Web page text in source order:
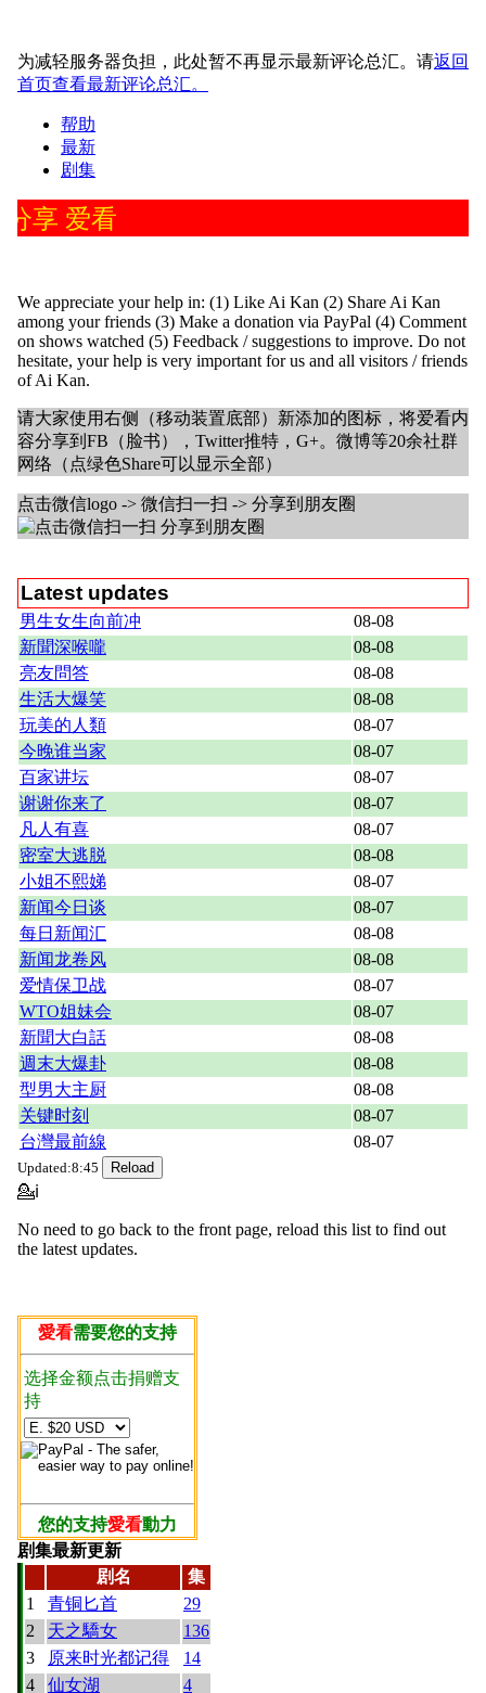
为减轻服务器负担，此处暂不再显示最新评论总汇。请返回
首页查看最新评论总汇。
帮助
最新
剧集
分享 爱看
We appreciate your help in: (1) Like Ai Kan (2) Share Ai Kan
among your friends (3) Make a donation via PayPal (4) Comment
on shows watched (5) Feedback / suggestions to improve. Do not
hesitate, your help is very important for us and all visitors / friends
of Ai Kan.
请大家使用右侧（移动装置底部）新添加的图标，将爱看内
容分享到FB（脸书），Twitter推特，G+。微博等20余社群
网络（点绿色Share可以显示全部）
点击微信logo -> 微信扫一扫 -> 分享到朋友圈
Latest updates
男生女生向前冲
08-08
新聞深喉嚨
08-08
亮友問答
08-08
生活大爆笑
08-08
玩美的人類
08-07
今晚谁当家
08-07
百家讲坛
08-07
谢谢你来了
08-07
凡人有喜
08-07
密室大逃脱
08-08
小姐不熙娣
08-07
新闻今日谈
08-07
每日新闻汇
08-08
新闻龙卷风
08-08
爱情保卫战
08-07
WTO姐妹会
08-07
新聞大白話
08-08
週末大爆卦
08-08
型男大主厨
08-08
关键时刻
08-07
台灣最前線
08-07
Updated:8:45
💁ℹ
No need to go back to the front page, reload this list to find out
the latest updates.
愛看需要您的支持
选择金额点击捐赠支
持
您的支持愛看動力
剧集最新更新
剧名
集
1
青铜匕首
29
2
天之驕女
136
3
原来时光都记得
14
4
仙女湖
4